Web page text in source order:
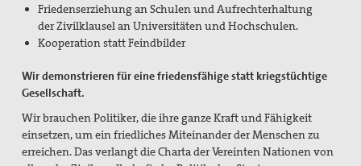
Friedenserziehung an Schulen und Aufrechterhaltung
der Zivilklausel an Universitäten und Hochschulen.
Kooperation statt Feindbilder
Wir demonstrieren für eine friedensfähige statt kriegstüchtige
Gesellschaft.
Wir brauchen Politiker, die ihre ganze Kraft und Fähigkeit
einsetzen, um ein friedliches Miteinander der Menschen zu
erreichen. Das verlangt die Charta der Vereinten Nationen von